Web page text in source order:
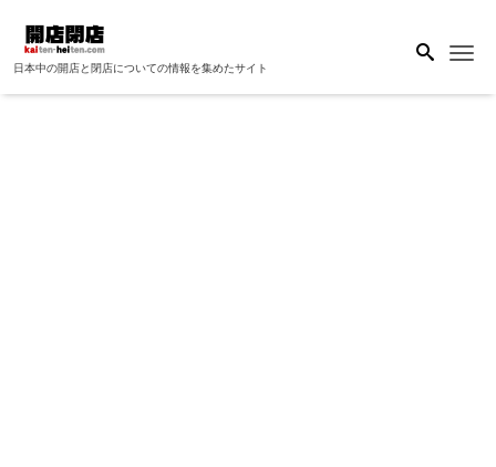
日本中の開店と閉店についての情報を集めたサイト